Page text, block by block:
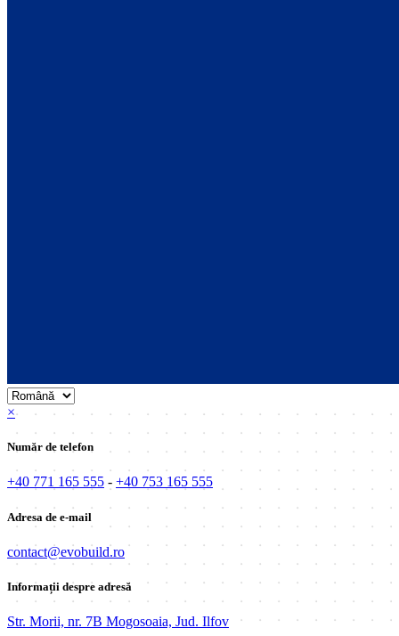
×
Număr de telefon
+40 771 165 555 - +40 753 165 555
Adresa de e-mail
contact@evobuild.ro
Informații despre adresă
Str. Morii, nr. 7B Mogosoaia, Jud. Ilfov